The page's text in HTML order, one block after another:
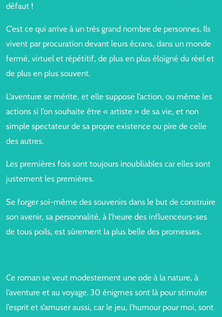
défaut !
C’est ce qui arrive à un très grand nombre de personnes. Ils
vivent par procuration devant leurs écrans, dans un monde
fermé, virtuel et répétitif, de plus en plus éloigné du réel et
de plus en plus souvent.
L’aventure se mérite, et elle suppose l’action, ou même les
actions si l’on souhaite être « artiste » de sa vie, et non
simple spectateur de sa propre existence ou pire de celle
des autres.
Les premières fois sont toujours inoubliables car elles sont
justement les premières.
Se forger soi-même des souvenirs dans le but de construire
son avenir, sa personnalité, à l’heure des influenceurs-ses
de tous poils, est sûrement la plus belle des promesses.
Ce roman se veut modestement une ode à la nature, à
l’aventure et au voyage. 30 énigmes sont là pour stimuler
l’esprit et s’amuser aussi, car le jeu, l’humour pour moi, sont